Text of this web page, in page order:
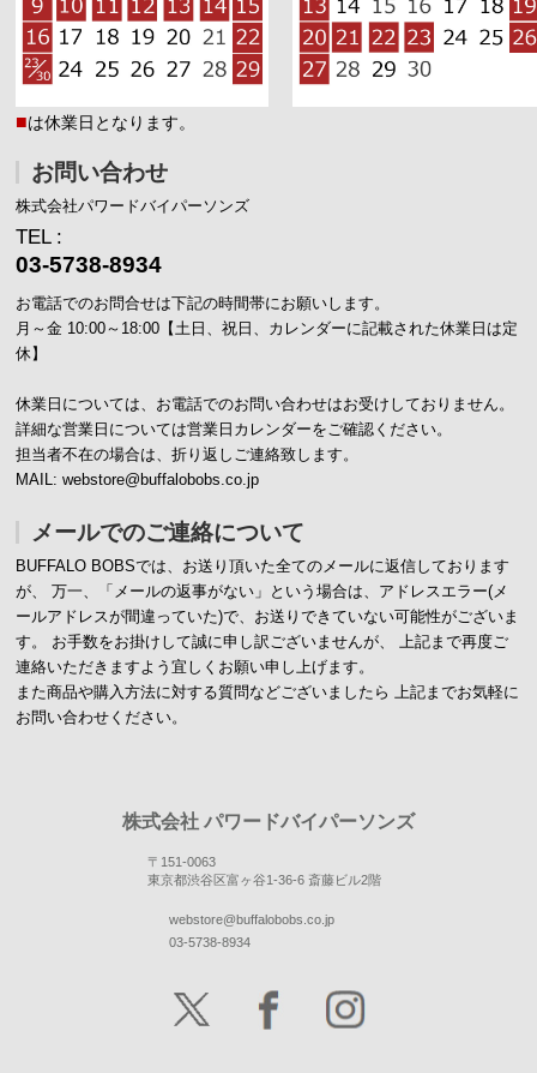
■は休業日となります。
お問い合わせ
株式会社パワードバイパーソンズ
TEL :
03-5738-8934
お電話でのお問合せは下記の時間帯にお願いします。
月～金 10:00～18:00【土日、祝日、カレンダーに記載された休業日は定
休】
休業日については、お電話でのお問い合わせはお受けしておりません。
詳細な営業日については営業日カレンダーをご確認ください。
担当者不在の場合は、折り返しご連絡致します。
MAIL: webstore@buffalobobs.co.jp
メールでのご連絡について
BUFFALO BOBSでは、お送り頂いた全てのメールに返信しております
が、
万一、「メールの返事がない」という場合は、アドレスエラー(メ
ールアドレスが間違っていた)で、お送りできていない可能性がございま
す。 お手数をお掛けして誠に申し訳ございませんが、 上記まで再度ご
連絡いただきますよう宜しくお願い申し上げます。
また商品や購入方法に対する質問などございましたら上記までお気軽に
お問い合わせください。
株式会社 パワードバイパーソンズ
〒151-0063
東京都渋谷区富ヶ谷1-36-6 斎藤ビル2階
webstore@buffalobobs.co.jp
03-5738-8934